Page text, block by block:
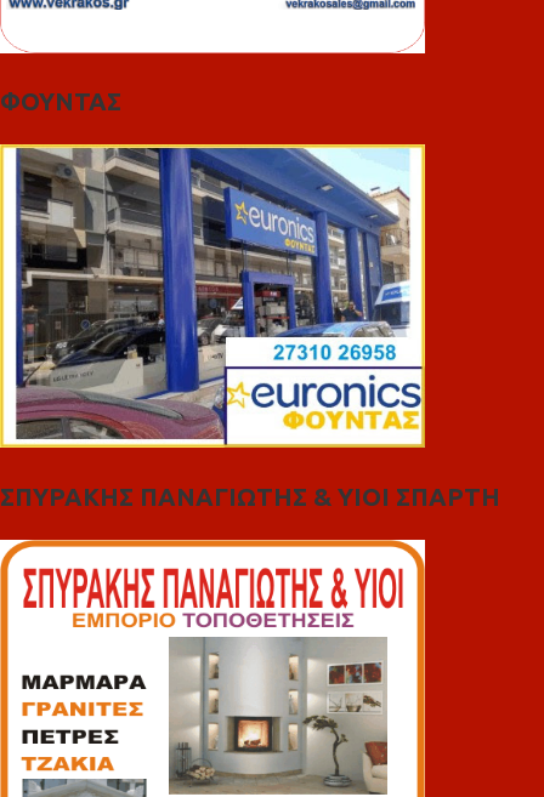
ΦΟΥΝΤΑΣ
ΣΠΥΡΑΚΗΣ ΠΑΝΑΓΙΩΤΗΣ & YIOI ΣΠΑΡΤΗ